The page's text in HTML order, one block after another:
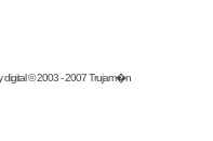
© 2003 - 2007 Trujam�n